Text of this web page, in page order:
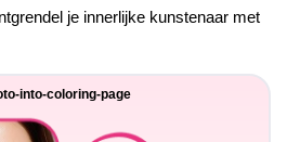
je innerlijke kunstenaar met
into-coloring-page